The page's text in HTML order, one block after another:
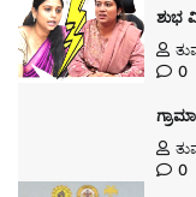
ಶುಭ
0
0